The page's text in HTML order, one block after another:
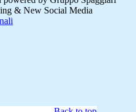
& New Social Media